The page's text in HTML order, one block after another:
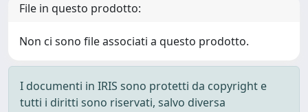
File in questo prodotto:
Non ci sono file associati a questo prodotto.
I documenti in IRIS sono protetti da copyright e
tutti i diritti sono riservati, salvo diversa